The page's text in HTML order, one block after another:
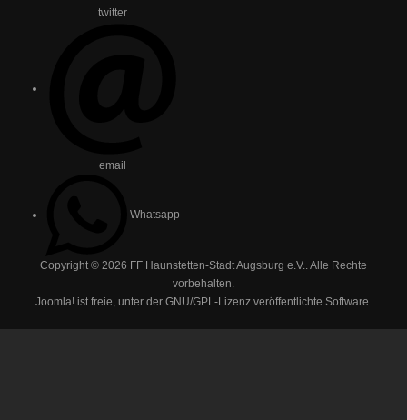
twitter
email
Whatsapp
Copyright © 2026 FF Haunstetten-Stadt Augsburg e.V.. Alle Rechte
vorbehalten.
Joomla! ist freie, unter der GNU/GPL-Lizenz veröffentlichte Software.